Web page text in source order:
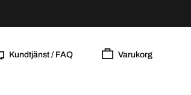
Kundtjänst / FAQ Varukorg